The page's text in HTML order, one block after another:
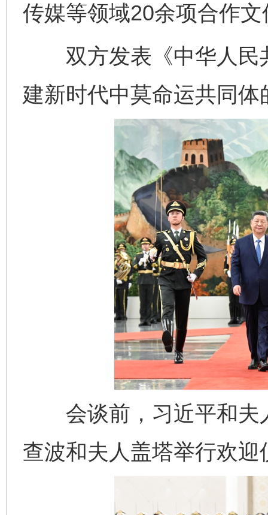
传媒等领域20余项合作文
双方发表《中华人民
建新时代中莫命运共同体
会谈前，习近平和夫
查波和夫人盖塔举行欢迎
一纸欠